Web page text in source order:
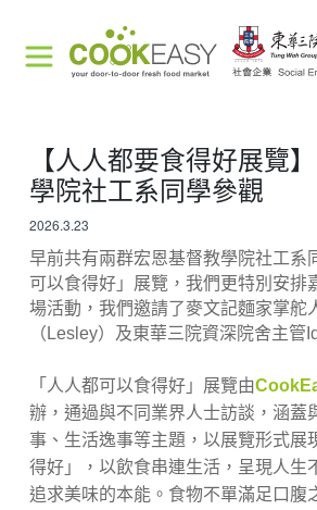
【人人都要食得好展覽
學院社工系同學參觀
2026.3.23
早前共有兩群宏恩基督教學院社工系
可以食得好」展覽，我們更特別安排
場活動，我們邀請了麥文記麵家掌舵
（Lesley）及東華三院資深院舍主管
「人人都可以食得好」展覽由
辦，通過與不同業界人士訪談，涵蓋
事、生活逸事等主題，以展覽形式展
得好」，以飲食串連生活，呈現人生
追求美味的本能。食物不單滿足口腹